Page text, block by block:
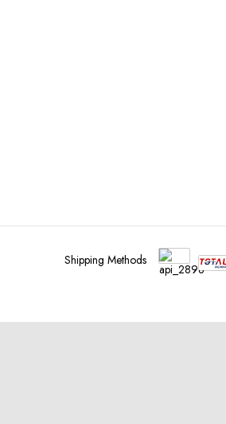
Shipping Methods